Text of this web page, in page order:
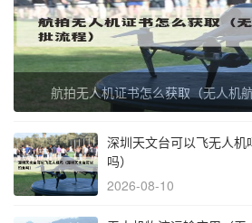
航拍无人机证书怎么获取（无人机
深圳天文台可以飞无人机
吗）
2026-08-10